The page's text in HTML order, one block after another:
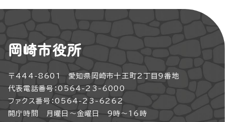
岡崎市役所
〒444-8601 愛知県岡崎市十王町2丁目9番地
代表電話番号：0564-23-6000
ファクス番号：0564-23-6262
開庁時間 月曜日～金曜日 9時～16時